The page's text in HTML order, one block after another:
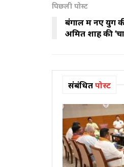
पिछली पोस्ट
बंगाल में नए युग
अमित शाह की
संबंधितपोस्ट